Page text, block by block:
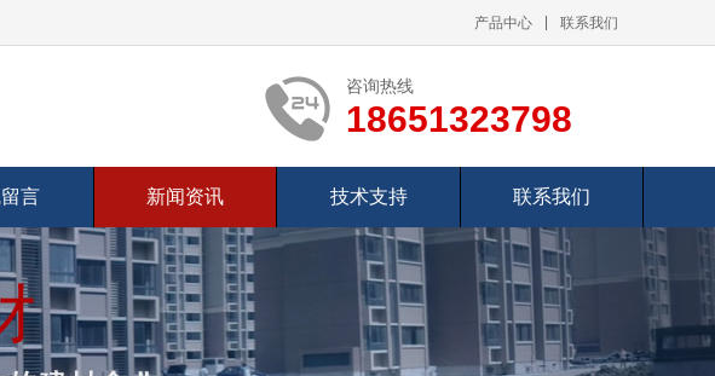
产品中心 联系我们
咨询热线
18651323798
言 新闻资讯 技术支持 联系我们